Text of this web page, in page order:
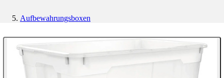
Aufbewahrungsboxen